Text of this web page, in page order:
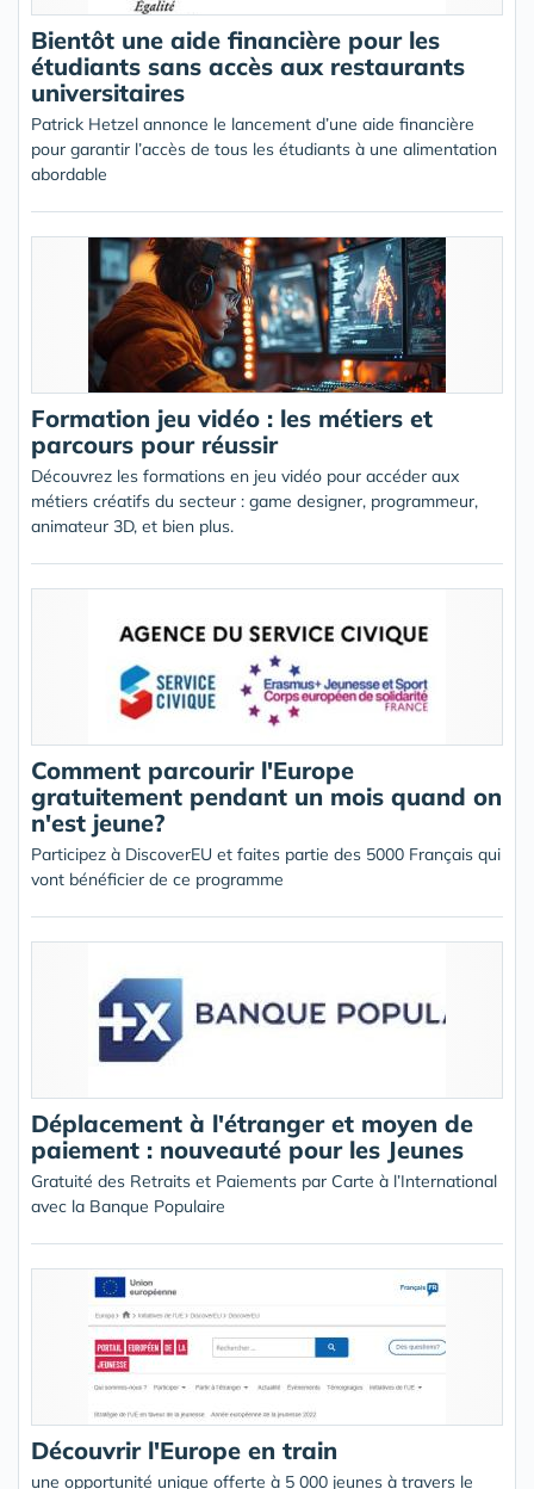
Bientôt une aide financière pour les
étudiants sans accès aux restaurants
universitaires
Patrick Hetzel annonce le lancement d’une aide financière
pour garantir l’accès de tous les étudiants à une alimentation
abordable
Formation jeu vidéo : les métiers et
parcours pour réussir
Découvrez les formations en jeu vidéo pour accéder aux
métiers créatifs du secteur : game designer, programmeur,
animateur 3D, et bien plus.
Comment parcourir l'Europe
gratuitement pendant un mois quand on
n'est jeune?
Participez à DiscoverEU et faites partie des 5000 Français qui
vont bénéficier de ce programme
Déplacement à l'étranger et moyen de
paiement : nouveauté pour les Jeunes
Gratuité des Retraits et Paiements par Carte à l’International
avec la Banque Populaire
Découvrir l'Europe en train
une opportunité unique offerte à 5 000 jeunes à travers le